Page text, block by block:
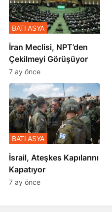
İran Meclisi, NPT’den
Çekilmeyi Görüşüyor
BATI ASYA
7 ay önce
İsrail, Ateşkes Kapılarını
Kapatıyor
BATI ASYA
7 ay önce